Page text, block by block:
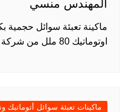
المهندس منسي
ماكينة تعبئة سوائل حجمية
اوتوماتيك 80 ملل من شركة المهندس
ماكينات تعبئة سوائل أتوماتيك